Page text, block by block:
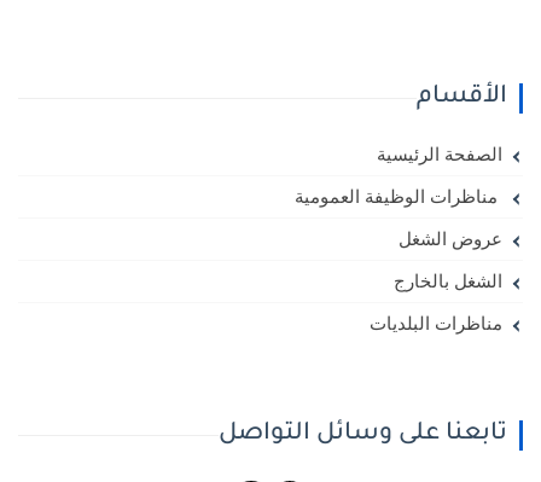
الأقسام
الصفحة الرئيسية
مناظرات الوظيفة العمومية
عروض الشغل
الشغل بالخارج
مناظرات البلديات
تابعنا على وسائل التواصل